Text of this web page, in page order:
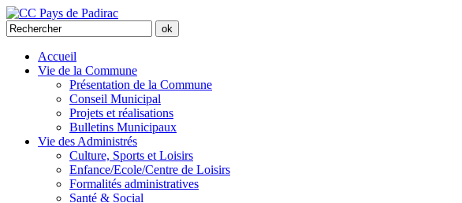
Accueil
Vie de la Commune
Présentation de la Commune
Conseil Municipal
Projets et réalisations
Bulletins Municipaux
Vie des Administrés
Culture, Sports et Loisirs
Enfance/Ecole/Centre de Loisirs
Formalités administratives
Santé & Social